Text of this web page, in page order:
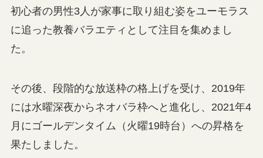
初心者の男性3人が家事に取り組む姿をユーモラス
に追った教養バラエティとして注目を集めまし
た。
その後、段階的な放送枠の格上げを受け、2019年
には水曜深夜からネオバラ枠へと進化し、2021年4
月にゴールデンタイム（火曜19時台）への昇格を
果たしました。